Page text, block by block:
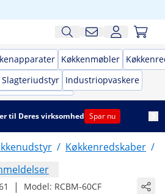
Køkkenmøbler
Slagteriudstyr Industriopvaskere
til Deres virksomhed Spar nu
/ Køkkenredskaber /
| Model: RCBM-60CF